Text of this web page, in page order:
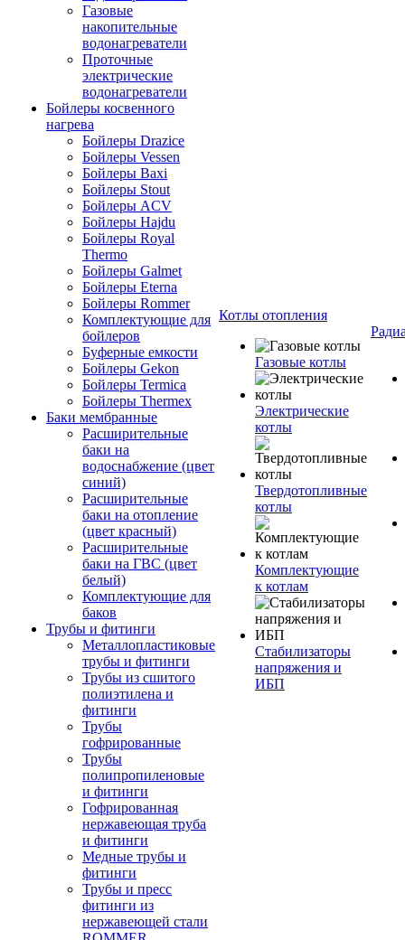
Газовые
накопительные
водонагреватели
Проточные
электрические
водонагреватели
Бойлеры косвенного
нагрева
Бойлеры Drazice
Бойлеры Vessen
Бойлеры Baxi
Бойлеры Stout
Бойлеры ACV
Бойлеры Hajdu
Бойлеры Royal
Thermo
Бойлеры Galmet
Бойлеры Eterna
Бойлеры Rommer
Комплектующие для
бойлеров
Буферные емкости
Бойлеры Gekon
Бойлеры Termica
Бойлеры Thermex
Баки мембранные
Расширительные
баки на
водоснабжение (цвет
синий)
Расширительные
баки на отопление
(цвет красный)
Расширительные
баки на ГВС (цвет
белый)
Комплектующие для
баков
Трубы и фитинги
Металлопластиковые
трубы и фитинги
Трубы из сшитого
полиэтилена и
фитинги
Трубы
гофрированные
Трубы
полипропиленовые
и фитинги
Гофрированная
нержавеющая труба
и фитинги
Медные трубы и
фитинги
Трубы и пресс
фитинги из
нержавеющей стали
Котлы отопления
Газовые котлы
Электрические
котлы
Твердотопливные
котлы
Комплектующие
к котлам
Стабилизаторы
напряжения и
ИБП